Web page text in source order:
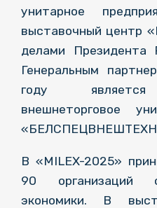
унитарное
выставочный центр
делами Президента
Генеральным
году является
внешнеторговое
В «MILEX-2025»
90 организаций
экономики. В